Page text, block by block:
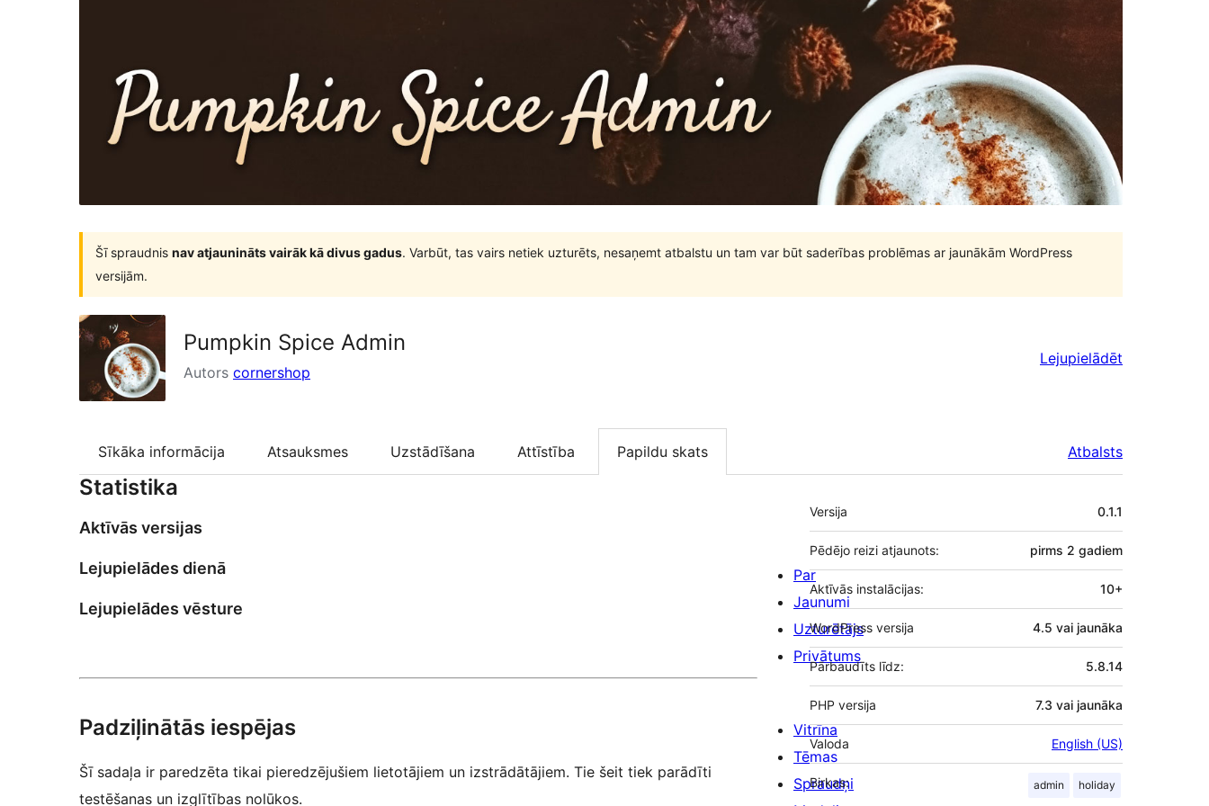
Šī spraudnis nav atjaunināts vairāk kā divus gadus. Varbūt, tas vairs netiek uzturēts, nesaņemt atbalstu un tam var būt saderības problēmas ar jaunākām WordPress
versijām.
Pumpkin Spice Admin
Autors cornershop
Lejupielādēt
Sīkāka informācija Atsauksmes Uzstādīšana Attīstība Papildu skats Atbalsts
Statistika
Aktīvās versijas
Lejupielādes dienā
Lejupielādes vēsture
Padziļinātās iespējas
Šī sadaļa ir paredzēta tikai pieredzējušiem lietotājiem un izstrādātājiem. Tie šeit tiek parādīti
testēšanas un izglītības nolūkos.
Meta
Versija 0.1.1
Pēdējo reizi atjaunots: pirms 2 gadiem
Aktīvās instalācijas: 10+
WordPress versija 4.5 vai jaunāka
Pārbaudīts līdz: 5.8.14
PHP versija 7.3 vai jaunāka
Valoda English (US)
Birkas: admin holiday
Par
Jaunumi
Uzturētājs
Privātums
Vitrīna
Tēmas
Spraudņi